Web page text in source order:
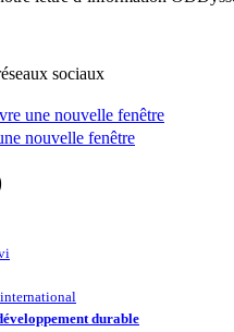
sociaux
une nouvelle fenêtre
nouvelle fenêtre
durable